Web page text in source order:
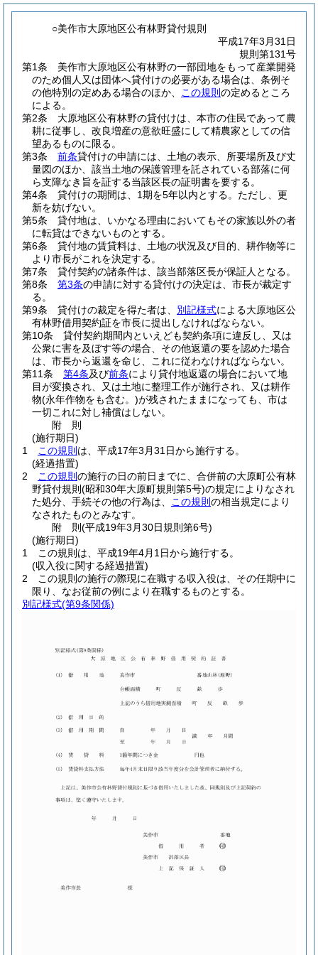
○美作市大原地区公有林野貸付規則
平成17年3月31日
規則第131号
第1条
美作市大原地区公有林野の一部団地をもって産業開発
のため個人又は団体へ貸付けの必要がある場合は、条例そ
の他特別の定めある場合のほか、
この規則 の定めるところ
による。
第2条
大原地区公有林野の貸付けは、本市の住民であって農
耕に従事し、改良増産の意欲旺盛にして精農家としての信
望あるものに限る。
第3条
前条貸付けの申請には、土地の表示、所要場所及び丈
量図のほか、該当土地の保護管理を託されている部落に何
ら支障なき旨を証する当該区長の証明書を要する。
第4条
貸付けの期間は、1期を5年以内とする。 ただし、更
新を妨げない。
第5条
貸付地は、いかなる理由においてもその家族以外の者
に転貸はできないものとする。
第6条
貸付地の賃貸料は、土地の状況及び目的、耕作物等に
より市長がこれを決定する。
第7条
貸付契約の諸条件は、該当部落区長が保証人となる。
第8条
第3条の申請に対する貸付けの決定は、市長が裁定す
る。
第9条
貸付けの裁定を得た者は、 別記様式による大原地区公
有林野借用契約証を市長に提出しなければならない。
第10条
貸付契約期間内といえども契約条項に違反し、又は
公衆に害を及ぼす等の場合、その他返還の要を認めた場合
は、市長から返還を命じ、これに従わなければならない。
第11条
第4条及び前条により貸付地返還の場合において地
目が変換され、又は土地に整理工作が施行され、又は耕作
物(永年作物をも含む。)が残されたままになっても、市は
一切これに対し補償はしない。
附 則
(施行期日)
1
この規則 は、平成17年3月31日から施行する。
(経過措置)
2
この規則 の施行の日の前日までに、合併前の大原町公有林
野貸付規則 (昭和30年大原町規則第5号)の規定によりなされ
た処分、手続その他の行為は、
この規則 の相当規定により
なされたものとみなす。
附 則(平成19年3月30日規則第6号)
(施行期日)
1
この規則は、平成19年4月1日から施行する。
(収入役に関する経過措置)
2
この規則の施行の際現に在職する収入役は、その任期中に
限り、なお従前の例により在職するものとする。
別記様式(第9条関係)